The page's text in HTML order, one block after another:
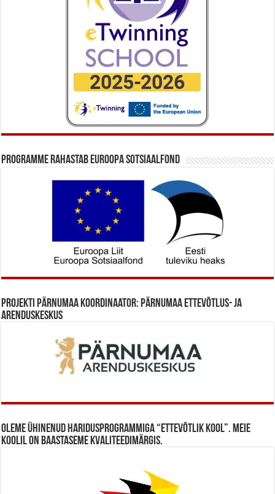
Programme rahastab Euroopa Sotsiaalfond
Projekti Pärnumaa koordinaator: Pärnumaa Ettevõtlus- ja
Arenduskeskus
Oleme ühinenud haridusprogrammiga “Ettevõtlik Kool”. Meie
koolil on baastaseme kvaliteedimärgis.